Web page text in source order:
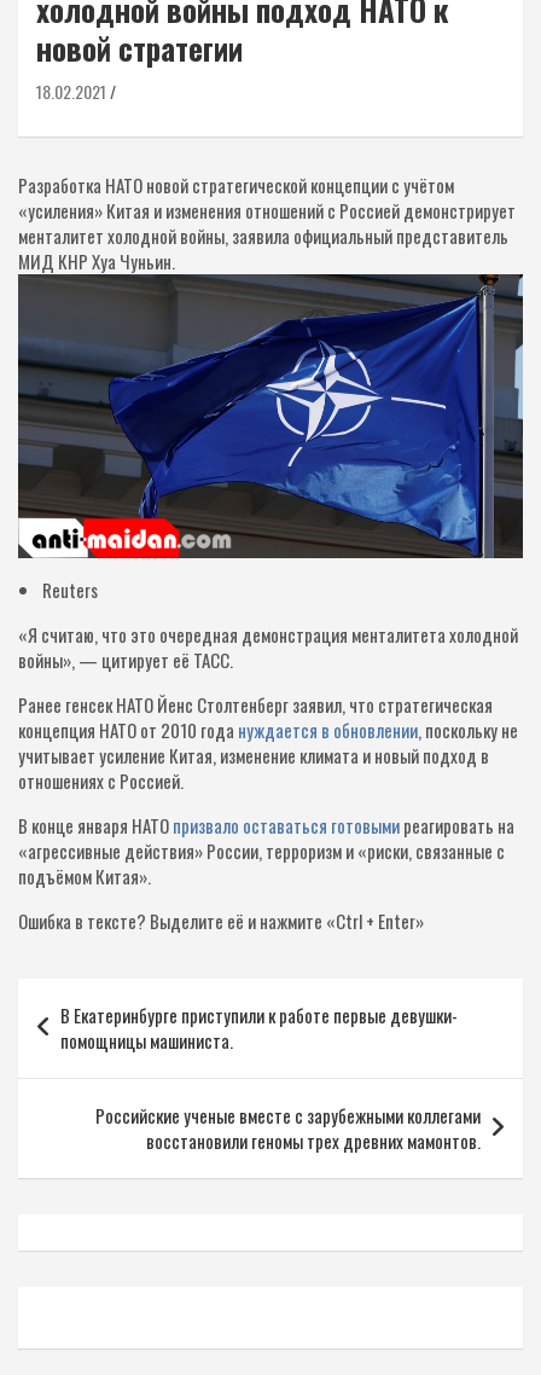
холодной войны подход НАТО к
новой стратегии
18.02.2021
Разработка НАТО новой стратегической концепции с учётом
«усиления» Китая и изменения отношений с Россией демонстрирует
менталитет холодной войны, заявила официальный представитель
МИД КНР Хуа Чуньин.
Reuters
«Я считаю, что это очередная демонстрация менталитета холодной
войны», — цитирует её ТАСС.
Ранее генсек НАТО Йенс Столтенберг заявил, что стратегическая
концепция НАТО от 2010 года нуждается в обновлении, поскольку не
учитывает усиление Китая, изменение климата и новый подход в
отношениях с Россией.
В конце января НАТОпризвало оставаться готовымиреагировать на
«агрессивные действия» России, терроризм и «риски, связанные с
подъёмом Китая».
Ошибка в тексте? Выделите её и нажмите «Ctrl + Enter»
Навигация
по
записям
В Екатеринбурге приступили к работе первые девушки-
помощницы машиниста.
Российские ученые вместе с зарубежными коллегами
восстановили геномы трех древних мамонтов.